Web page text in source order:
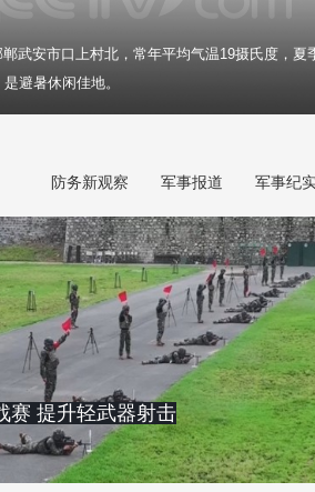
武安市口上村北，常年平均气温19摄氏度，夏
避暑休闲佳地。
防务新观察 军事报道 军事纪
赛 提升轻武器射击